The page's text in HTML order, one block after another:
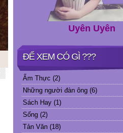
Uyên Uyên
ĐỂ XEM CÓ GÌ ???
Ẩm Thực (2)
Những người đàn ông (6)
Sách Hay (1)
Sống (2)
Tản Văn (18)